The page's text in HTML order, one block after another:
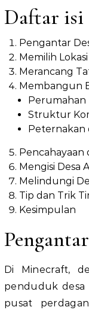
Daftar isi
Pengantar
Memilih
Merancang
Membangun
Perumahan
Struktur
Peternakan
Pencahayaan
Mengisi Desa
Melindungi
Tip dan Trik
Kesimpulan
Di Minecraft,
penduduk desa
pusat